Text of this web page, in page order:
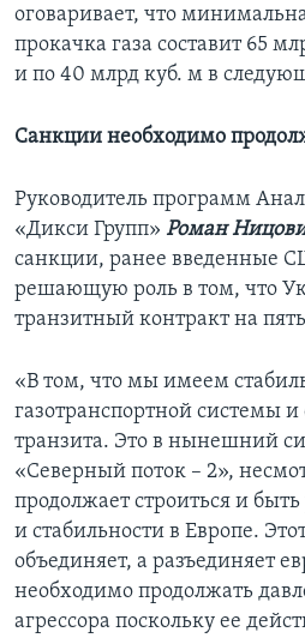
оговаривает, что
прокачка газа составит 65
и по 40 млрд куб. м в
Санкции необходимо
Руководитель программ
«Дикси Групп» Роман
санкции, ранее введенные
решающую роль в том, что
транзитный контракт на
«В том, что мы имеем
газотранспортной системы
транзита. Это в нынешний
«Северный поток – 2»,
продолжает строиться и
и стабильности в Европе.
объединяет, а разъединяет
необходимо продолжать
агрессора поскольку ее